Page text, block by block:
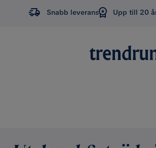
Snabb leverans Upp till 20